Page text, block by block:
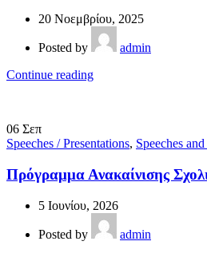
20 Νοεμβρίου, 2025
Posted by
admin
Continue reading
06 Σεπ
Speeches / Presentations, Speeches
Πρόγραμμα Ανακαίνισης
5 Ιουνίου, 2026
Posted by
admin